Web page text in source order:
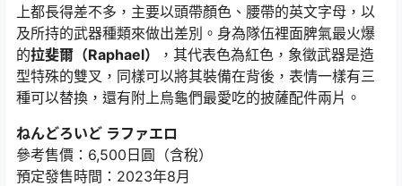
上都長得差不多，主要以頭帶顏色、腰帶的英文字母，以
及所持的武器種類來做出差別。身為隊伍裡面脾氣最火爆
的拉斐爾（Raphael）
，其代表色為紅色，象徵武器是造
型特殊的雙叉，同樣可以將其裝備在背後，表情一樣有三
種可以替換，還有附上烏龜們最愛吃的披薩配件兩片。
ねんどろいど ラファエロ
參考售價：6,500日圓（含稅）
預定發售時間：2023年8月